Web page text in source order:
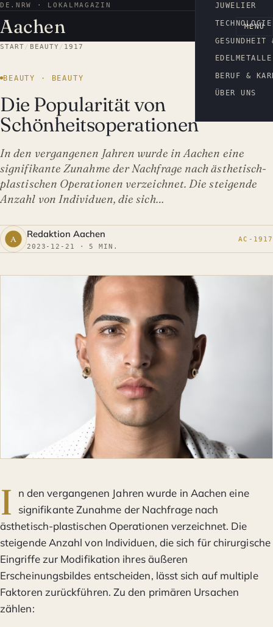
DE.NRW · LOKALMAGAZIN AACHEN
Aachen MENÜ
JUWELIER
EDELMETALLE
BERUF &
ÜBER UNS
START/ BEAUTY / 1917
BEAUTY · BEAUTY
Die Popularität von
Schönheitsoperationen
In den vergangenen Jahren wurde in Aachen eine
signifikante Zunahme der Nachfrage nach ästhetisch-
plastischen Operationen verzeichnet. Die steigende
Anzahl von Individuen, die sich…
Redaktion Aachen
2023-12-21 · 5 MIN.
AC-1917
I
n den vergangenen Jahren wurde in Aachen eine
signifikante Zunahme der Nachfrage nach
ästhetisch-plastischen Operationen verzeichnet. Die
steigende Anzahl von Individuen, die sich für chirurgische
Eingriffe zur Modifikation ihres äußeren
Erscheinungsbildes entscheiden, lässt sich auf multiple
Faktoren zurückführen. Zu den primären Ursachen
zählen: